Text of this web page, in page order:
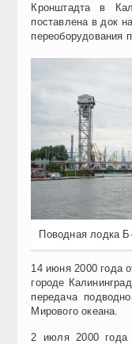
Кронштадта в
поставлена в док
переоборудования
Поводная лодка
14 июня 2000 года
городе
передача
Мирового океана.
2 июля 2000 года